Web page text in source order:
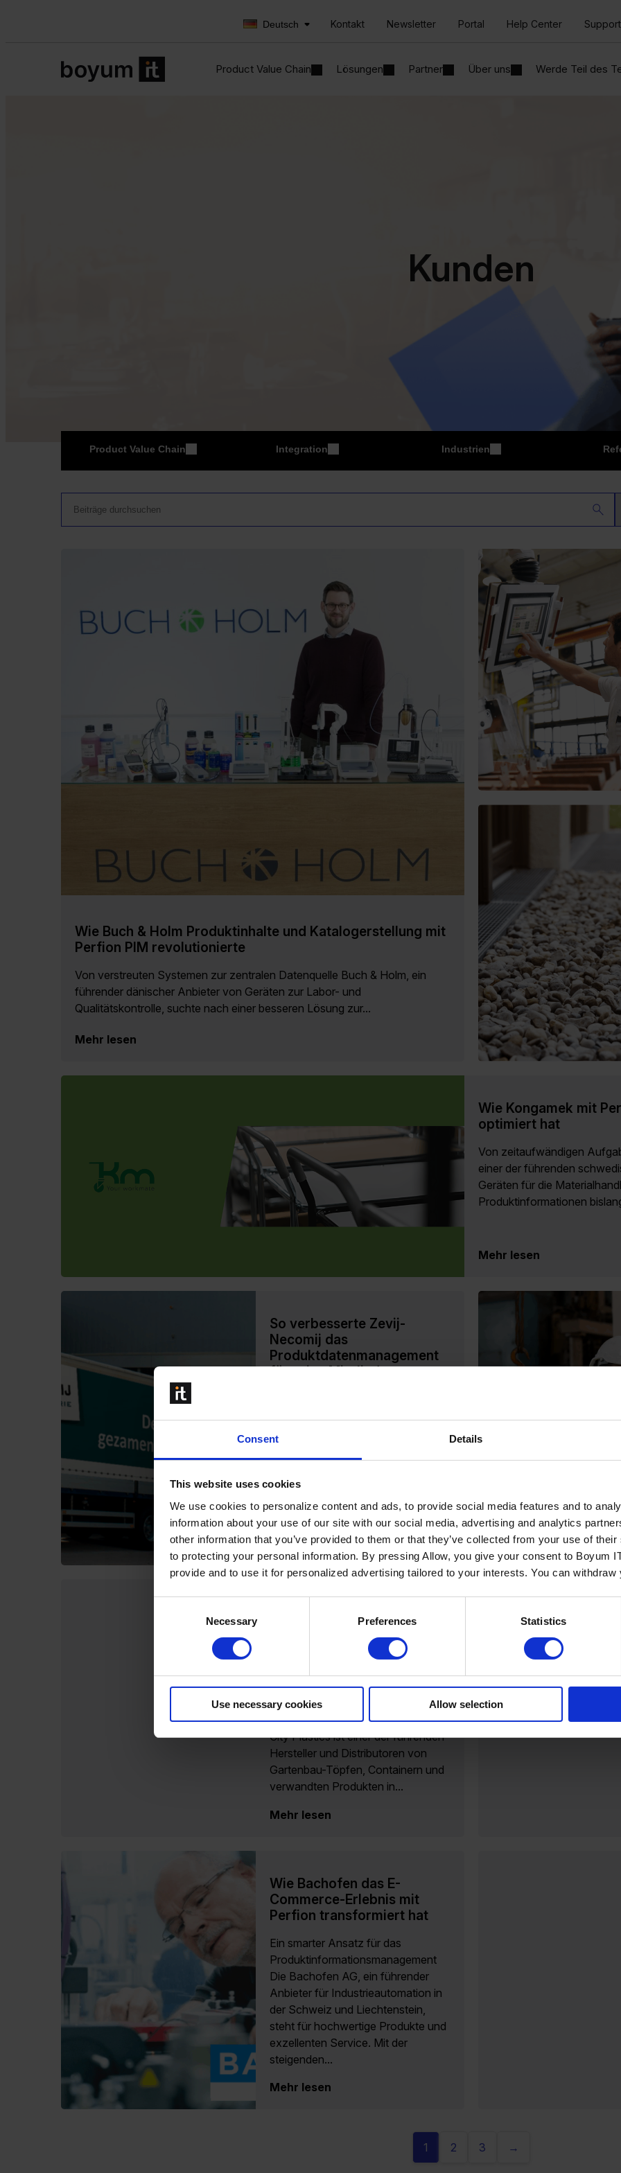
Consent Details
This website uses cookies
We use cookies to personalize content and ads, to provide social media features and to
information about your use of our site with our social media, advertising and analytics
other information that you’ve provided to them or that they’ve collected from your use of
to protecting your personal information. By pressing Allow, you give your consent to Boyum
provide and to use it for personalized advertising tailored to your interests. You can
Necessary Preferences Statistics
Use necessary cookies Allow selection
Deutsch Kontakt Newsletter Portal Help Center Support
Product Value Chain Lösungen Partner Über uns Werde Teil des
Kunden
Product Value Chain Integration Industrien
Wie Buch & Holm Produktinhalte und Katalogerstellung mit
Perfion PIM revolutionierte
Von verstreuten Systemen zur zentralen Datenquelle Buch & Holm, ein
führender dänischer Anbieter von Geräten zur Labor- und
Qualitätskontrolle, suchte nach einer besseren Lösung zur...
Mehr lesen
Wie Kongamek mit
optimiert hat
Von zeitaufwändigen
einer der führenden
Geräten für die
Produktinformationen
Mehr lesen
So verbesserte Zevij-
Necomij das
Produktdatenmanagement
für seine Mitglieder
professionellen Werkzeughandel.
Durch bessere Einkaufs- und
Mehr lesen
Perfion PIM die
Datenqualität und Effizienz
Automatisierung von
Produktinformationen für 16.000
SKUs und mehrere Kanäle Garden
City Plastics ist einer der führenden
Hersteller und Distributoren von
Gartenbau-Töpfen, Containern und
verwandten Produkten in...
Mehr lesen
Wie Bachofen das E-
Commerce-Erlebnis mit
Perfion transformiert hat
Ein smarter Ansatz für das
Produktinformationsmanagement
Die Bachofen AG, ein führender
Anbieter für Industrieautomation in
der Schweiz und Liechtenstein,
steht für hochwertige Produkte und
exzellenten Service. Mit der
steigenden...
Mehr lesen
1 2 3 →